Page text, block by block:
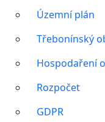
Územní plán
Třebonínský
Hospodaření
Rozpočet
GDPR